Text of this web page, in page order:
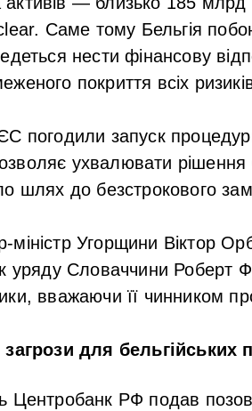
Саме тому Бельгія
нести фінансову
покриття всіх
погодили запуск
ухвалювати рішення
шлях до безстрокового
міністр Угорщини Віктор
уряду Словаччини Роберт
вважаючи її чинником
для бельгійських
Центробанк РФ подав